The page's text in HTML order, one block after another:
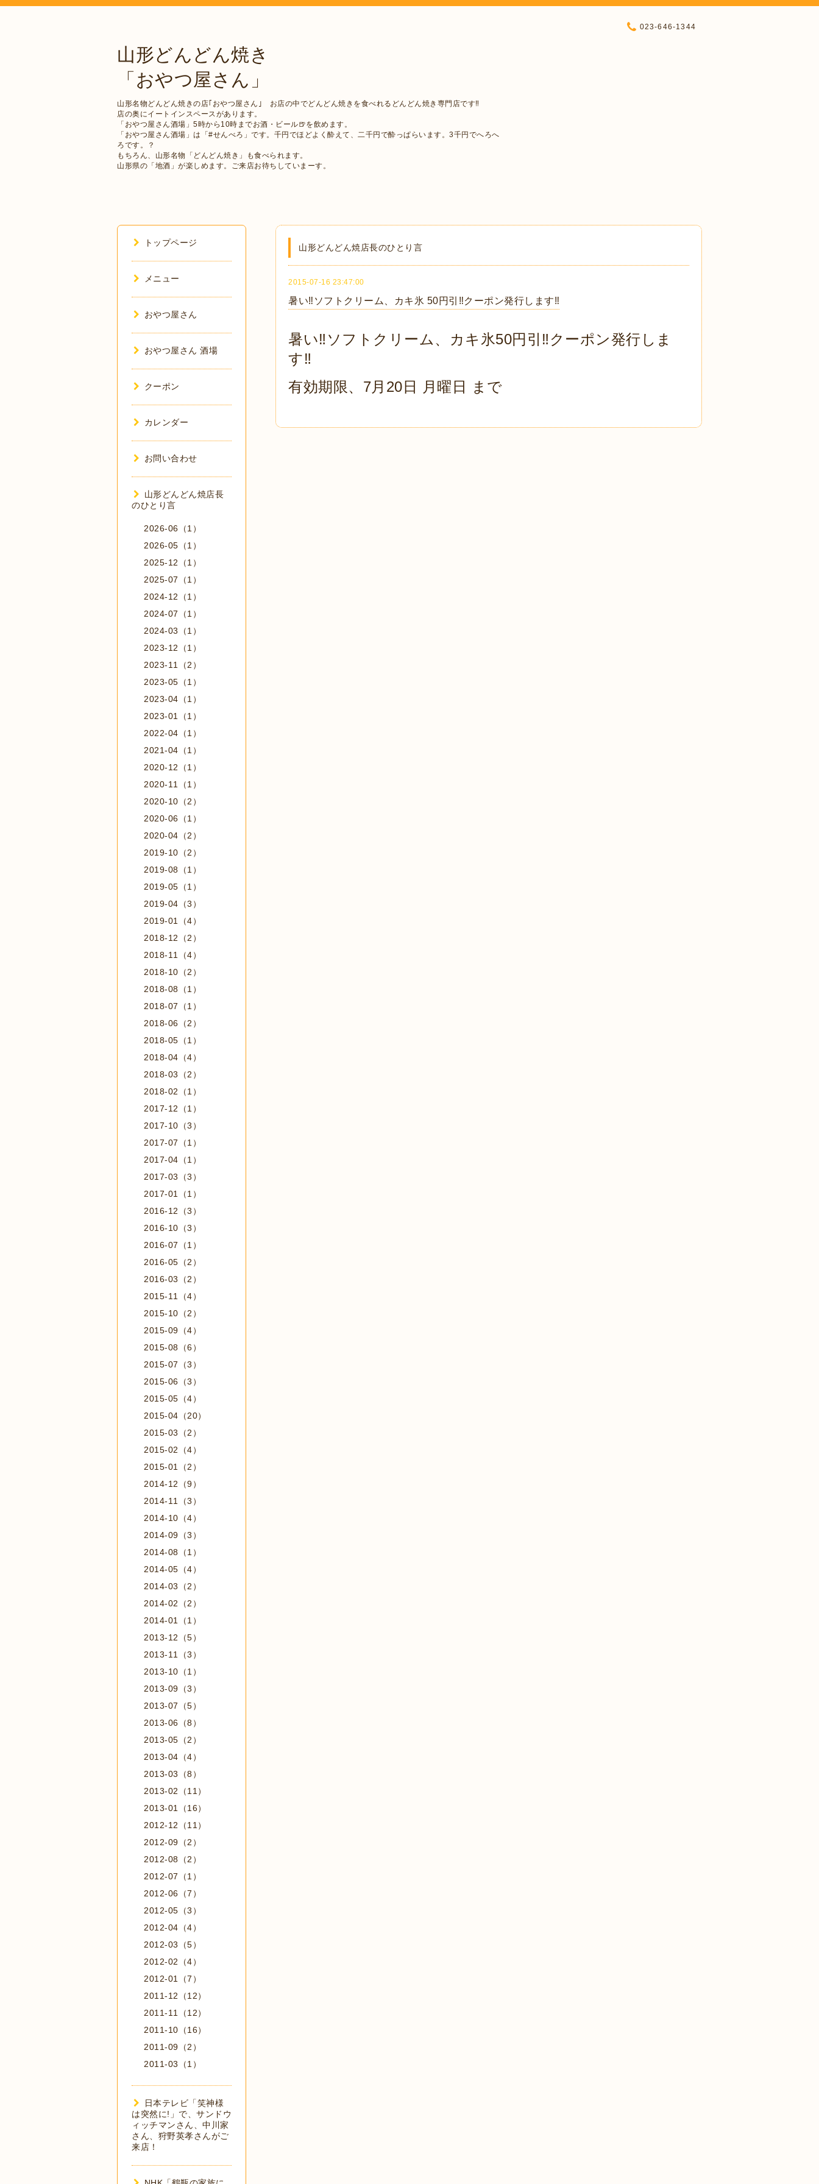
山形どんどん焼き
「おやつ屋さん」
山形名物どんどん焼きの店｢おやつ屋さん｣ お店の中でどんどん焼きを食べれるどんどん焼き専門店です‼︎
店の奥にイートインスペースがあります。
「おやつ屋さん酒場」5時から10時までお酒・ビール🍺を飲めます。
「おやつ屋さん酒場」は「#せんべろ」です。千円でほどよく酔えて、二千円で酔っぱらいます。3千円でへろへ
ろです。？
もちろん、山形名物「どんどん焼き」も食べられます。
山形県の「地酒」が楽しめます。ご来店お待ちしていまーす。
023-646-1344
山形どんどん焼店長のひとり言
2015-07-16 23:47:00
暑い‼️ソフトクリーム、カキ氷 50円引‼️クーポン発行します‼️
暑い‼️ソフトクリーム、カキ氷50円引‼️クーポン発行しま
す‼️
有効期限、7月20日 月曜日 まで
トップページ
メニュー
おやつ屋さん
おやつ屋さん 酒場
クーポン
カレンダー
お問い合わせ
山形どんどん焼店長
のひとり言
2026-06（1）
2026-05（1）
2025-12（1）
2025-07（1）
2024-12（1）
2024-07（1）
2024-03（1）
2023-12（1）
2023-11（2）
2023-05（1）
2023-04（1）
2023-01（1）
2022-04（1）
2021-04（1）
2020-12（1）
2020-11（1）
2020-10（2）
2020-06（1）
2020-04（2）
2019-10（2）
2019-08（1）
2019-05（1）
2019-04（3）
2019-01（4）
2018-12（2）
2018-11（4）
2018-10（2）
2018-08（1）
2018-07（1）
2018-06（2）
2018-05（1）
2018-04（4）
2018-03（2）
2018-02（1）
2017-12（1）
2017-10（3）
2017-07（1）
2017-04（1）
2017-03（3）
2017-01（1）
2016-12（3）
2016-10（3）
2016-07（1）
2016-05（2）
2016-03（2）
2015-11（4）
2015-10（2）
2015-09（4）
2015-08（6）
2015-07（3）
2015-06（3）
2015-05（4）
2015-04（20）
2015-03（2）
2015-02（4）
2015-01（2）
2014-12（9）
2014-11（3）
2014-10（4）
2014-09（3）
2014-08（1）
2014-05（4）
2014-03（2）
2014-02（2）
2014-01（1）
2013-12（5）
2013-11（3）
2013-10（1）
2013-09（3）
2013-07（5）
2013-06（8）
2013-05（2）
2013-04（4）
2013-03（8）
2013-02（11）
2013-01（16）
2012-12（11）
2012-09（2）
2012-08（2）
2012-07（1）
2012-06（7）
2012-05（3）
2012-04（4）
2012-03（5）
2012-02（4）
2012-01（7）
2011-12（12）
2011-11（12）
2011-10（16）
2011-09（2）
2011-03（1）
日本テレビ「笑神様
は突然に!」で、サンドウ
ィッチマンさん、中川家
さん、狩野英孝さんがご
来店！